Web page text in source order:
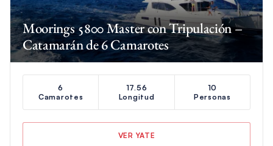
Moorings 5800 Master con Tripulación –
Catamarán de 6 Camarotes
6
Camarotes
17.56
Longitud
10
Personas
VER YATE